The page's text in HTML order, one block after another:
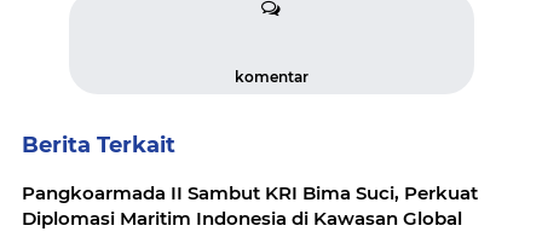
komentar
Berita Terkait
Pangkoarmada II Sambut KRI Bima Suci, Perkuat
Diplomasi Maritim Indonesia di Kawasan Global